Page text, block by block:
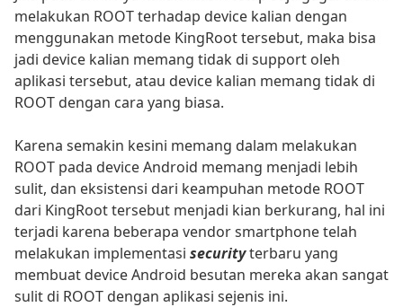
melakukan ROOT terhadap device kalian dengan
menggunakan metode KingRoot tersebut, maka bisa
jadi device kalian memang tidak di support oleh
aplikasi tersebut, atau device kalian memang tidak di
ROOT dengan cara yang biasa.
Karena semakin kesini memang dalam melakukan
ROOT pada device Android memang menjadi lebih
sulit, dan eksistensi dari keampuhan metode ROOT
dari KingRoot tersebut menjadi kian berkurang, hal ini
terjadi karena beberapa vendor smartphone telah
melakukan implementasi securityterbaru yang
membuat device Android besutan mereka akan sangat
sulit di ROOT dengan aplikasi sejenis ini.